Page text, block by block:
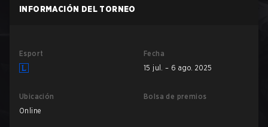
INFORMACIÓN DEL TORNEO
Esport
Fecha
15 jul. – 6 ago. 2025
Ubicación
Online
Bolsa de premios